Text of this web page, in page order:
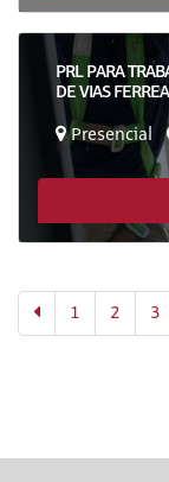
PRL PARA
DE VIAS
Presencial
1 2 3